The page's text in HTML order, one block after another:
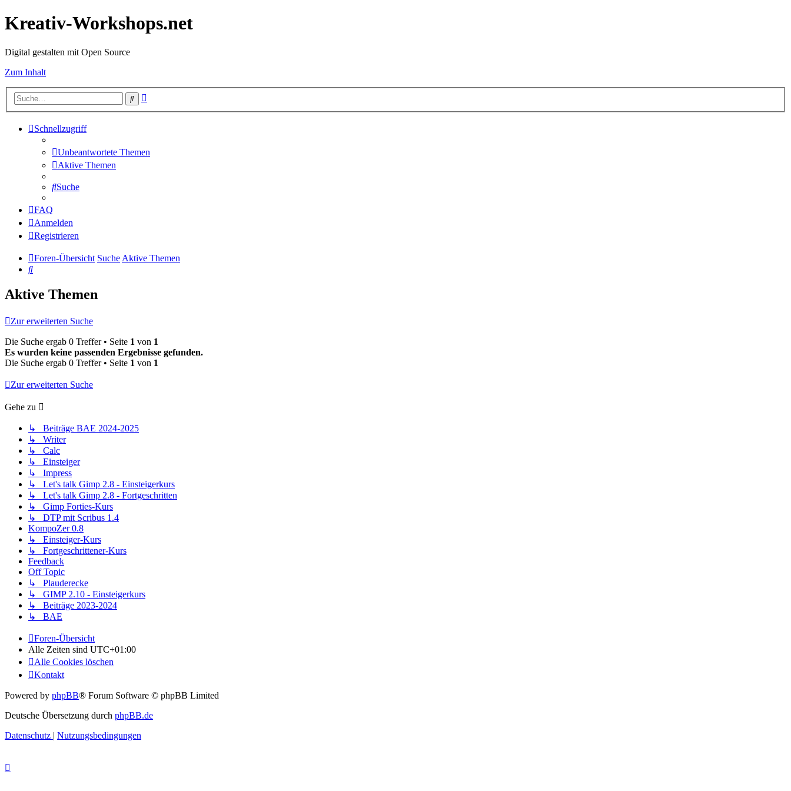
Kreativ-Workshops.net
Digital gestalten mit Open Source
Zum Inhalt
Suche
Schnellzugriff
Unbeantwortete Themen
Aktive Themen
Suche
FAQ
Anmelden
Registrieren
Foren-Übersicht SucheAktive Themen
Suche
Aktive Themen
Zur erweiterten Suche
Die Suche ergab 0 Treffer • Seite 1 von 1
Es wurden keine passenden Ergebnisse gefunden.
Die Suche ergab 0 Treffer • Seite 1 von 1
Zur erweiterten Suche
Gehe zu
↳ Beiträge BAE 2024-2025
↳ Writer
↳ Calc
↳ Einsteiger
↳ Impress
↳ Let's talk Gimp 2.8 - Einsteigerkurs
↳ Let's talk Gimp 2.8 - Fortgeschritten
↳ Gimp Forties-Kurs
↳ DTP mit Scribus 1.4
KompoZer 0.8
↳ Einsteiger-Kurs
↳ Fortgeschrittener-Kurs
Feedback
Off Topic
↳ Plauderecke
↳ GIMP 2.10 - Einsteigerkurs
↳ Beiträge 2023-2024
↳ BAE
Foren-Übersicht
Alle Zeiten sind UTC+01:00
Alle Cookies löschen
Kontakt
Powered by phpBB® Forum Software © phpBB Limited
Deutsche Übersetzung durch phpBB.de
Datenschutz | Nutzungsbedingungen